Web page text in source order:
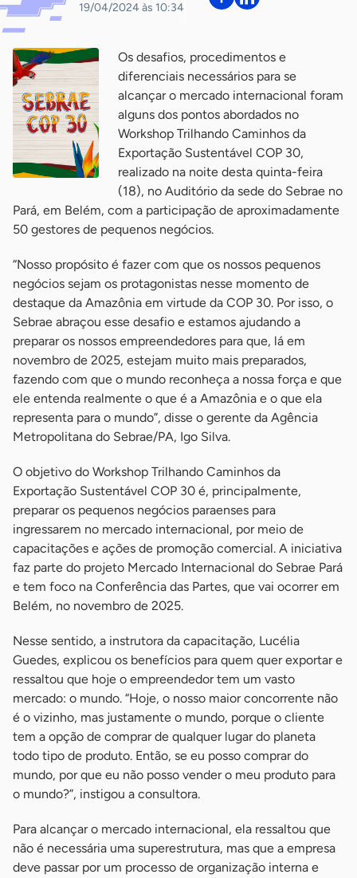
19/04/2024 às 10:34
Os desafios, procedimentos e
diferenciais necessários para se
alcançar o mercado internacional foram
alguns dos pontos abordados no
Workshop Trilhando Caminhos da
Exportação Sustentável COP 30,
realizado na noite desta quinta-feira
(18), no Auditório da sede do Sebrae no
Pará, em Belém, com a participação de aproximadamente
50 gestores de pequenos negócios.
“Nosso propósito é fazer com que os nossos pequenos
negócios sejam os protagonistas nesse momento de
destaque da Amazônia em virtude da COP 30. Por isso, o
Sebrae abraçou esse desafio e estamos ajudando a
preparar os nossos empreendedores para que, lá em
novembro de 2025, estejam muito mais preparados,
fazendo com que o mundo reconheça a nossa força e que
ele entenda realmente o que é a Amazônia e o que ela
representa para o mundo”, disse o gerente da Agência
Metropolitana do Sebrae/PA, Igo Silva.
O objetivo do Workshop Trilhando Caminhos da
Exportação Sustentável COP 30 é, principalmente,
preparar os pequenos negócios paraenses para
ingressarem no mercado internacional, por meio de
capacitações e ações de promoção comercial. A iniciativa
faz parte do projeto Mercado Internacional do Sebrae Pará
e tem foco na Conferência das Partes, que vai ocorrer em
Belém, no novembro de 2025.
Nesse sentido, a instrutora da capacitação, Lucélia
Guedes, explicou os benefícios para quem quer exportar e
ressaltou que hoje o empreendedor tem um vasto
mercado: o mundo. “Hoje, o nosso maior concorrente não
é o vizinho, mas justamente o mundo, porque o cliente
tem a opção de comprar de qualquer lugar do planeta
todo tipo de produto. Então, se eu posso comprar do
mundo, por que eu não posso vender o meu produto para
o mundo?”, instigou a consultora.
Para alcançar o mercado internacional, ela ressaltou que
não é necessária uma superestrutura, mas que a empresa
deve passar por um processo de organização interna e